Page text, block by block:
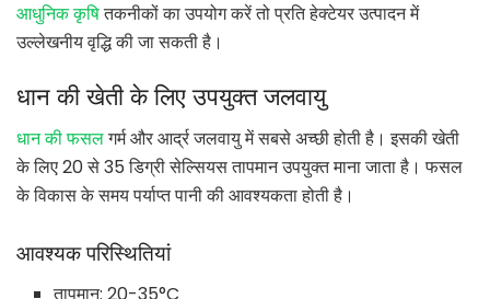
आधुनिक कृषितकनीकों का उपयोग करें तो प्रति हेक्टेयर उत्पादन में
उल्लेखनीय वृद्धि की जा सकती है।
धान की खेती के लिए उपयुक्त जलवायु
धान की फसलगर्म और आर्द्र जलवायु में सबसे अच्छी होती है। इसकी खेती
के लिए 20 से 35 डिग्री सेल्सियस तापमान उपयुक्त माना जाता है। फसल
के विकास के समय पर्याप्त पानी की आवश्यकता होती है।
आवश्यक परिस्थितियां
तापमान: 20-35°C